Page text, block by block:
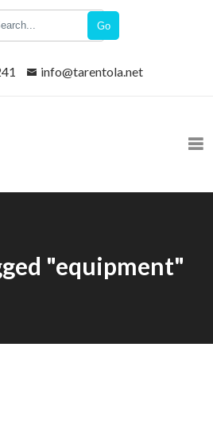
Go
info@tarentola.net
"equipment"